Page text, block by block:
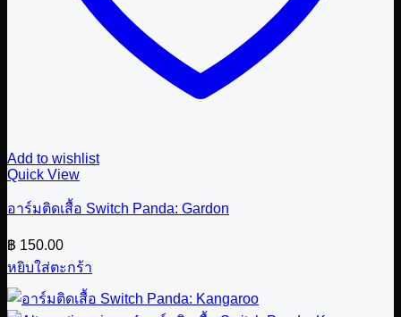
Add to wishlist
Quick View
อาร์มติดเสื้อ Switch Panda: Gardon
฿ 150.00
หยิบใส่ตะกร้า